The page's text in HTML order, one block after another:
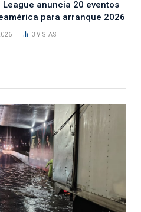
League anuncia 20 eventos
para arranque 2026
3VISTAS